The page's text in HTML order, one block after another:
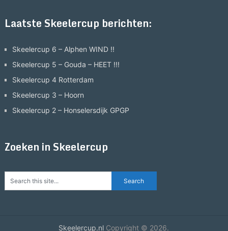
Laatste Skeelercup berichten:
Skeelercup 6 – Alphen WIND !!
Skeelercup 5 – Gouda – HEET !!!
Skeelercup 4 Rotterdam
Skeelercup 3 – Hoorn
Skeelercup 2 – Honselersdijk GPGP
Zoeken in Skeelercup
Skeelercup.nl Copyright © 2026.